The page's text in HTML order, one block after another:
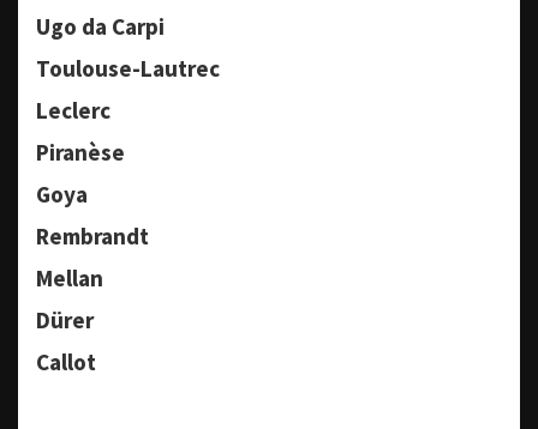
Ugo da Carpi
Toulouse-Lautrec
Leclerc
Piranèse
Goya
Rembrandt
Mellan
Dürer
Callot